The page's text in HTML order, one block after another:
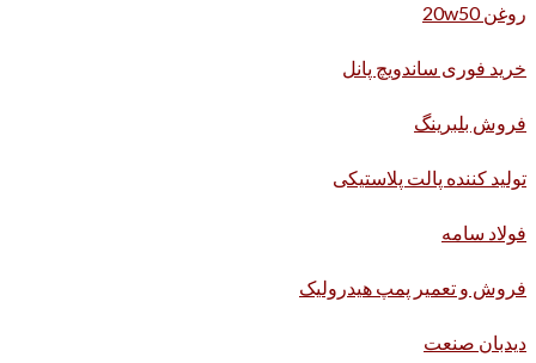
روغن 20w50
خرید فوری ساندویچ پانل
فروش بلبرینگ
تولید کننده پالت پلاستیکی
فولاد سامه
فروش و تعمیر پمپ هیدرولیک
دیدبان صنعت